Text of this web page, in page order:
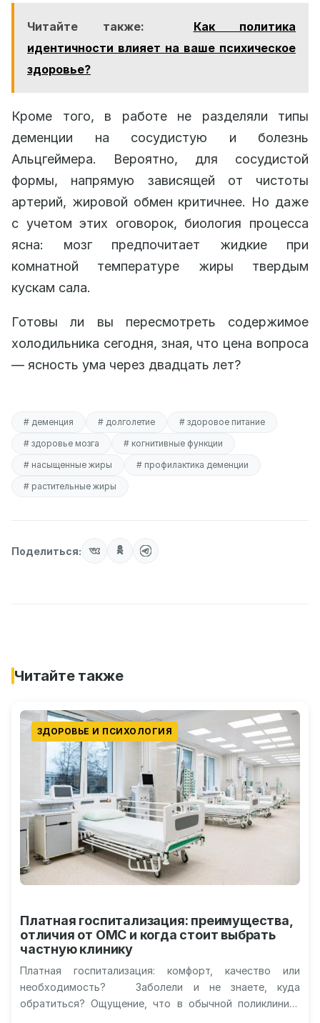
Читайте также:
Как политика
идентичности влияет на ваше психическое
здоровье?
Кроме того, в работе не разделяли типы
деменции на сосудистую и болезнь
Альцгеймера. Вероятно, для сосудистой
формы, напрямую зависящей от чистоты
артерий, жировой обмен критичнее. Но даже
с учетом этих оговорок, биология процесса
ясна: мозг предпочитает жидкие при
комнатной температуре жиры твердым
кускам сала.
Готовы ли вы пересмотреть содержимое
холодильника сегодня, зная, что цена вопроса
— ясность ума через двадцать лет?
# деменция # долголетие
# здоровое питание
# здоровье мозга
# когнитивные функции
# насыщенные жиры
# профилактика деменции
# растительные жиры
Поделиться:
Читайте также
ЗДОРОВЬЕ И ПСИХОЛОГИЯ
Платная госпитализация: преимущества,
отличия от ОМС и когда стоит выбрать
частную клинику
Платная госпитализация: комфорт, качество или
необходимость? Заболели и не знаете, куда
обратиться? Ощущение, что в обычной поликлинике